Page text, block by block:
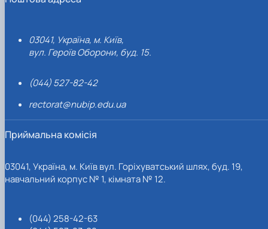
03041, Україна, м. Київ,
вул. Героїв Оборони, буд. 15.
(044) 527-82-42
rectorat@nubip.edu.ua
Приймальна комісія
03041, Україна, м. Київ вул. Горіхуватський шлях, буд. 19,
навчальний корпус № 1, кімната № 12.
(044) 258-42-63